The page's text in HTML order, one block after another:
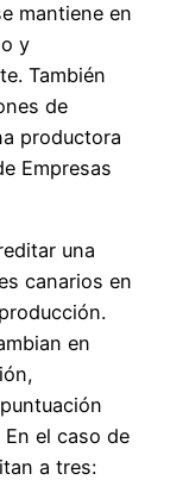
mantiene en
y
También
de
productora
Empresas
una
canarios en
en
el caso de
a tres: